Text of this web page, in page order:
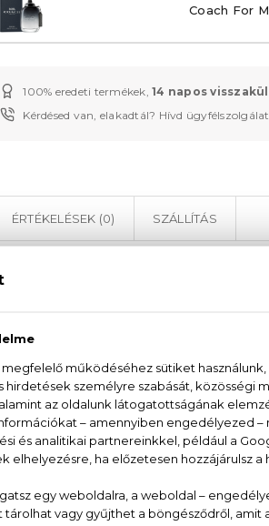
Coach For
100% eredeti termékek,14 napos
Kérdésed van, elakadtál? Hívd
ÉRTÉKELÉSEK (0) SZÁLLÍTÁS
a Coach For Men
feltételek nélkül.
a férfit és azzá teszik, aki.
citrusos intenzitásával nyílik
a geránium meleg
ki. A leszáradás a